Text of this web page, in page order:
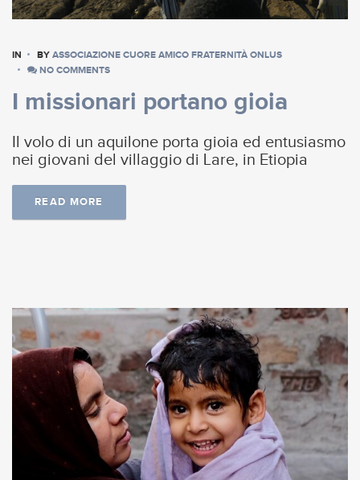
IN BY ASSOCIAZIONE CUORE AMICO FRATERNITÀ ONLUS
NO COMMENTS
I missionari portano gioia
Il volo di un aquilone porta gioia ed entusiasmo
nei giovani del villaggio di Lare, in Etiopia
READ MORE